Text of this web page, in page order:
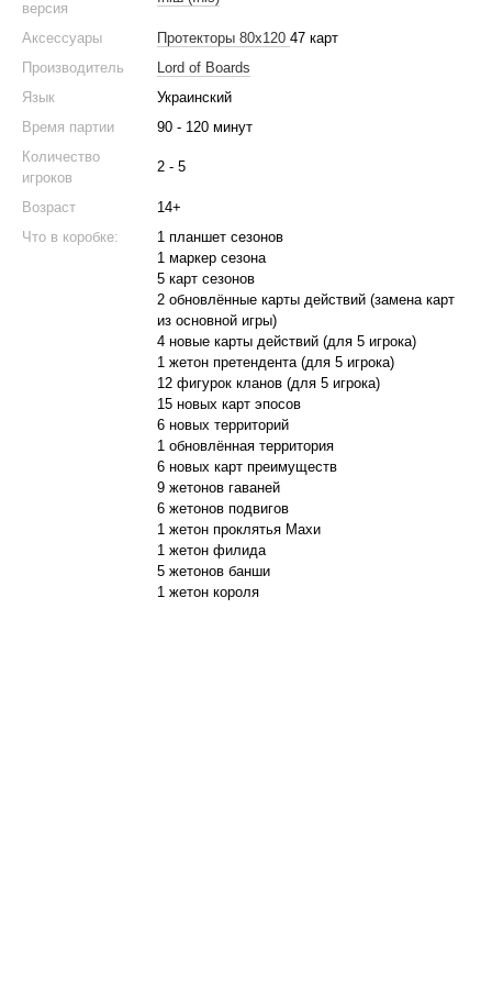
версия
Аксессуары Протекторы 80x120 47 карт
Производитель
Lord of Boards
Язык
Украинский
Время партии
90 - 120 минут
Количество
игроков
2 - 5
Возраст
14+
Что в коробке:
1 планшет сезонов
1 маркер сезона
5 карт сезонов
2 обновлённые карты действий (замена карт
из основной игры)
4 новые карты действий (для 5 игрока)
1 жетон претендента (для 5 игрока)
12 фигурок кланов (для 5 игрока)
15 новых карт эпосов
6 новых территорий
1 обновлённая территория
6 новых карт преимуществ
9 жетонов гаваней
6 жетонов подвигов
1 жетон проклятья Махи
1 жетон филида
5 жетонов банши
1 жетон короля